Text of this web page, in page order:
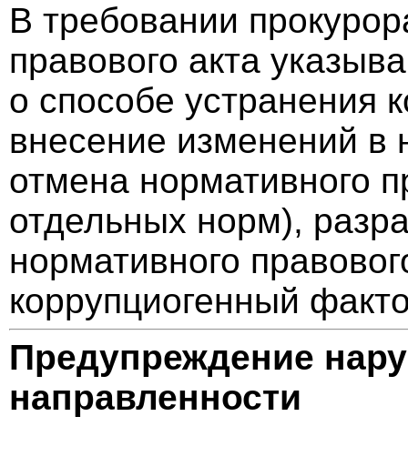
В требовании
правового акта
о способе устранения
внесение изменений в
отмена нормативного
отдельных норм),
нормативного
коррупциогенный
Предупреждение
направленности